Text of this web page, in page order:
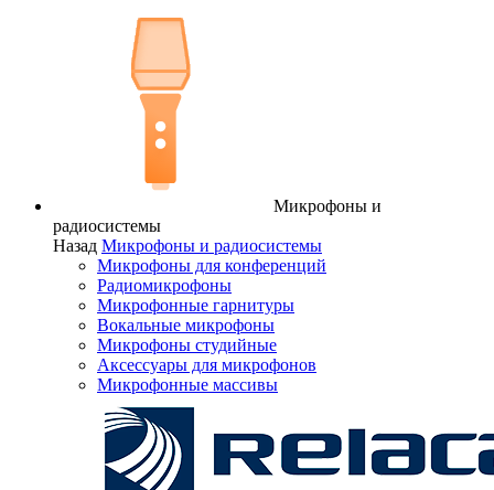
Микрофоны и
радиосистемы
Назад Микрофоны и радиосистемы
Микрофоны для конференций
Радиомикрофоны
Микрофонные гарнитуры
Вокальные микрофоны
Микрофоны студийные
Аксессуары для микрофонов
Микрофонные массивы